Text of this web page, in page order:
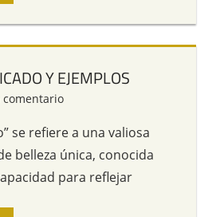
Y EJEMPLOS
comentario
se refiere a una valiosa
belleza única, conocida
para reflejar